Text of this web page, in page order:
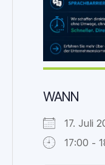
WANN
17. Juli
17:00 -